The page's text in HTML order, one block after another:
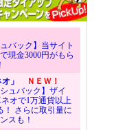
バック】当サイト
現金3000円がもら
」
ＮＥＷ！
ュバック】ザイ
オで1万通貨以上
！ さらに取引量に
スも！